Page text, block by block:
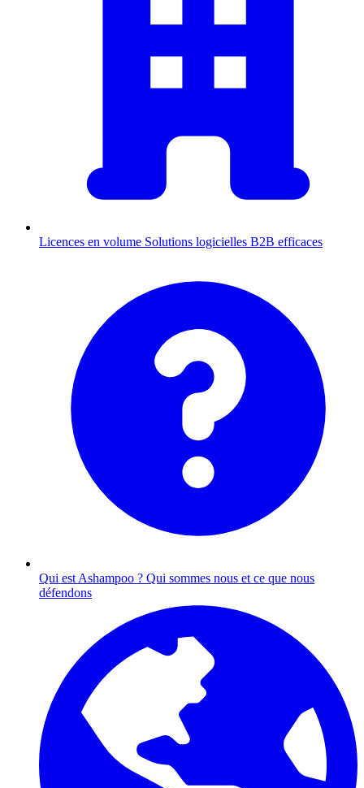
Licences en volume Solutions logicielles B2B efficaces
Qui est Ashampoo ? Qui sommes nous et ce que nous
défendons